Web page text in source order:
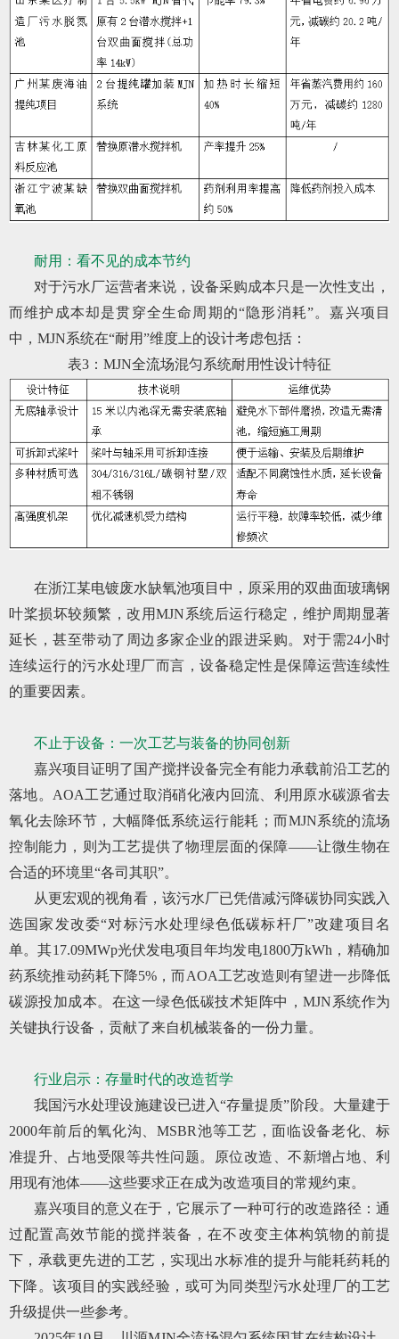
耐用：看不见的成本节约
对于污水厂运营者来说，设备采购成本只是一次性支出，
而维护成本却是贯穿全生命周期的“隐形消耗”。嘉兴项目
中，MJN系统在“耐用”维度上的设计考虑包括：
表3：MJN全流场混匀系统耐用性设计特征
在浙江某电镀废水缺氧池项目中，原采用的双曲面玻璃钢
叶桨损坏较频繁，改用MJN系统后运行稳定，维护周期显著
延长，甚至带动了周边多家企业的跟进采购。对于需24小时
连续运行的污水处理厂而言，设备稳定性是保障运营连续性
的重要因素。
不止于设备：一次工艺与装备的协同创新
嘉兴项目证明了国产搅拌设备完全有能力承载前沿工艺的
落地。AOA工艺通过取消硝化液内回流、利用原水碳源省去
氧化去除环节，大幅降低系统运行能耗；而MJN系统的流场
控制能力，则为工艺提供了物理层面的保障——让微生物在
合适的环境里“各司其职”。
从更宏观的视角看，该污水厂已凭借减污降碳协同实践入
选国家发改委“对标污水处理绿色低碳标杆厂”改建项目名
单。其17.09MWp光伏发电项目年均发电1800万kWh，精确加
药系统推动药耗下降5%，而AOA工艺改造则有望进一步降低
碳源投加成本。在这一绿色低碳技术矩阵中，MJN系统作为
关键执行设备，贡献了来自机械装备的一份力量。
行业启示：存量时代的改造哲学
我国污水处理设施建设已进入“存量提质”阶段。大量建于
2000年前后的氧化沟、MSBR池等工艺，面临设备老化、标
准提升、占地受限等共性问题。原位改造、不新增占地、利
用现有池体——这些要求正在成为改造项目的常规约束。
嘉兴项目的意义在于，它展示了一种可行的改造路径：通
过配置高效节能的搅拌装备，在不改变主体构筑物的前提
下，承载更先进的工艺，实现出水标准的提升与能耗药耗的
下降。该项目的实践经验，或可为同类型污水处理厂的工艺
升级提供一些参考。